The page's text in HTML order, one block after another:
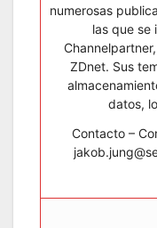
numerosas
las que se
ZDnet. Sus
datos,
Contacto –